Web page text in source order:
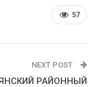
57
NEXT POST
РАЙОННЫЙ